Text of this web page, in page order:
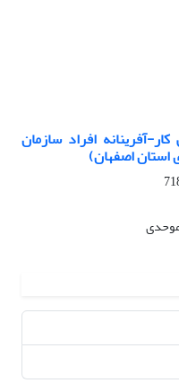
آفرینانه افراد سازمان
استان اصفهان)